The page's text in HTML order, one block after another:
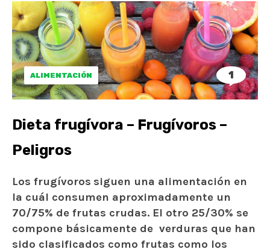
ALIMENTACIÓN 1
Dieta frugívora – Frugívoros –
Peligros
Los frugívoros siguen una alimentación en
la cuál consumen aproximadamente un
70/75% de frutas crudas. El otro 25/30% se
compone básicamente de verduras que han
sido clasificados como frutas como los